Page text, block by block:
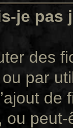
je pas
des
par
ou